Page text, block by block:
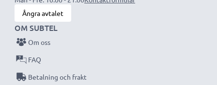
Ångra avtalet
OM SUBTEL
Om oss
FAQ
Betalning och frakt